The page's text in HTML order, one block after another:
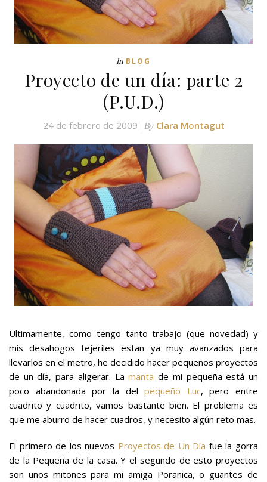
In BLOG
Proyecto de un día: parte 2
(P.U.D.)
24 de febrero de 2009 By Clara Montagut
Ultimamente, como tengo tanto trabajo (que novedad) y
mis desahogos tejeriles estan ya muy avanzados para
llevarlos en el metro, he decidido hacer pequeños proyectos
de un día, para aligerar. Lamanta de mi pequeña está un
poco abandonada por la delpequeño Luc, pero entre
cuadrito y cuadrito, vamos bastante bien. El problema es
que me aburro de hacer cuadros, y necesito algún reto mas.
El primero de los nuevos Proyectos de Un Día fue la gorra
de la Pequeña de la casa. Y el segundo de esto proyectos
son unos mitones para mi amiga Poranica, o guantes de